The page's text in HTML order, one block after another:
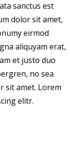
sanctus est
dolor sit amet,
eirmod
aliquyam erat,
et justo duo
no sea
sit amet. Lorem
elitr.